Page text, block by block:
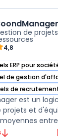
de
4,8
ERP pourdans
de gestiondans
de dans
est un
projets et
en ligne,